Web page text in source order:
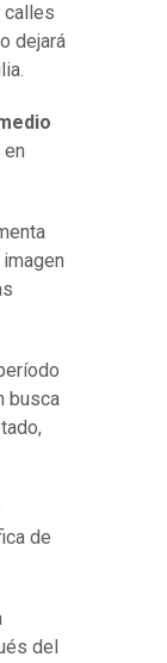
calles
dejará
busca
de
del